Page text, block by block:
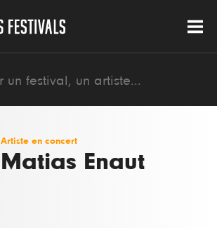
Artiste en concert
Matias Enaut